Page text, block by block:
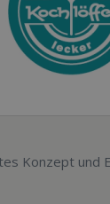
Konzept und